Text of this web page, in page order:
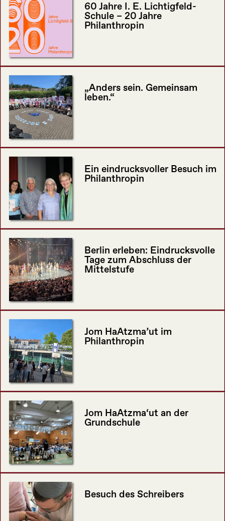
60 Jahre I. E. Lichtigfeld-
Schule – 20 Jahre
Philanthropin
„Anders sein. Gemeinsam
leben.“
Ein eindrucksvoller Besuch im
Philanthropin
Berlin erleben: Eindrucksvolle
Tage zum Abschluss der
Mittelstufe
Jom HaAtzma’ut im
Philanthropin
Jom HaAtzma‘ut an der
Grundschule
Besuch des Schreibers